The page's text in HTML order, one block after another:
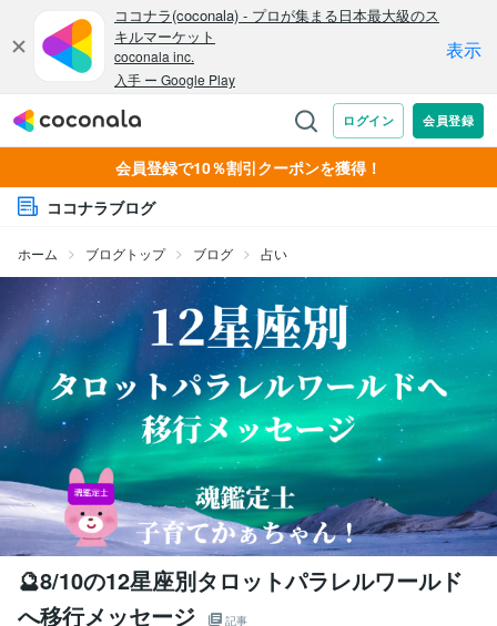
会員登録で10％割引クーポンを獲得！
ココナラブログ
ホーム ブログトップ ブログ 占い
🔮8/10の12星座別タロットパラレルワールド
へ移行メッセージ
記事